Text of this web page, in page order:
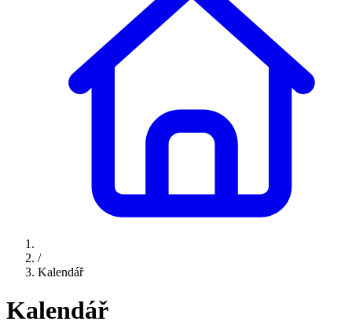
/
Kalendář
Kalendář